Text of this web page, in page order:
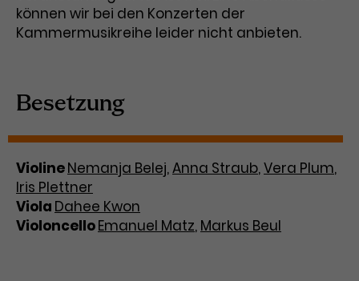
können wir bei den Konzerten der
Kammermusikreihe leider nicht anbieten.
Besetzung
ViolineNemanja Belej,Anna Straub,Vera Plum,
Iris Plettner
Viola Dahee Kwon
VioloncelloEmanuel Matz, Markus Beul